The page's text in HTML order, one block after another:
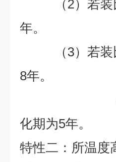
（2）若装比
年。
（3）若装比
8年。
（4）若装
化期为5年。
特性二：所温度